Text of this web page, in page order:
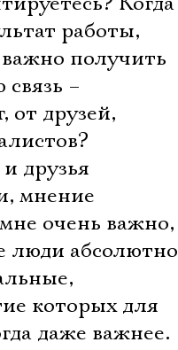
работы,
получить
–
от друзей,
и друзья
мнение
очень важно,
люди абсолютно
которых для
даже важнее.